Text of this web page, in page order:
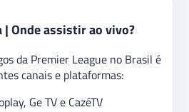
| Onde assistir ao vivo?
da Premier League no Brasil é
canais e plataformas:
Ge TV e CazéTV